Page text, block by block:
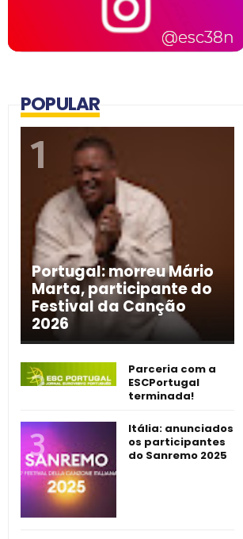
POPULAR
Portugal: morreu Mário
Marta, participante do
Festival da Canção
2026
Parceria com a
ESCPortugal
terminada!
Itália: anunciados
os participantes
do Sanremo 2025